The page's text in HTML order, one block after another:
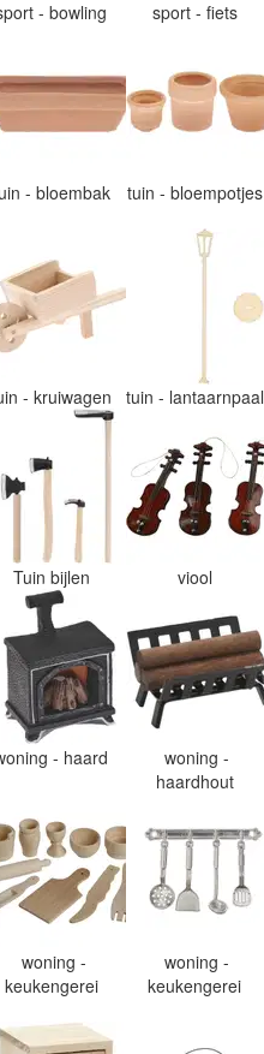
- bowling sport - fiets
- bloembak tuin - bloempotjes
- kruiwagen tuin - lantaarnpaal
Tuin bijlen viool
- haard
woning -
haardhout
woning -
keukengerei
woning -
keukengerei